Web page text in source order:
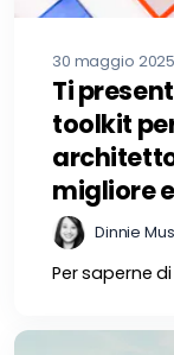
30 maggio 2025
Ti
toolkit
migliore
Dinnie
Per saperne